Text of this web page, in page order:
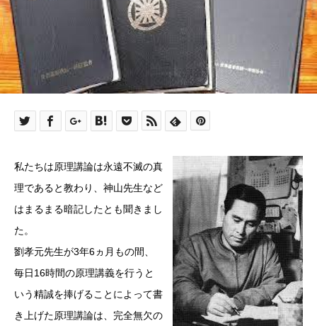
私たちは原理講論は永遠不滅の真
理であると教わり、神山先生など
はまるまる暗記したとも聞きまし
た。
劉孝元先生が3年6ヵ月もの間、
毎日16時間の原理講義を行うと
いう精誠を捧げることによって書
き上げた原理講論は、完全無欠の